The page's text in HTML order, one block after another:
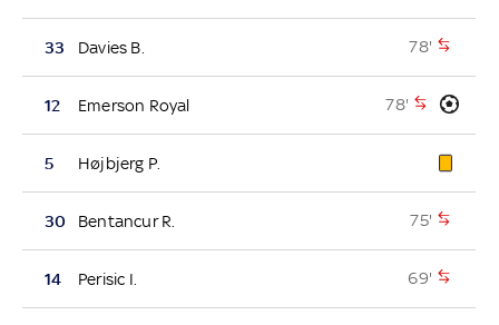
33 Davies B. 78'
12 Emerson Royal 78'
5 Højbjerg P.
30 Bentancur R. 75'
14 Perisic I. 69'